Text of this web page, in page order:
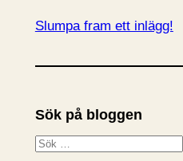
Slumpa fram ett inlägg!
Sök på bloggen
S